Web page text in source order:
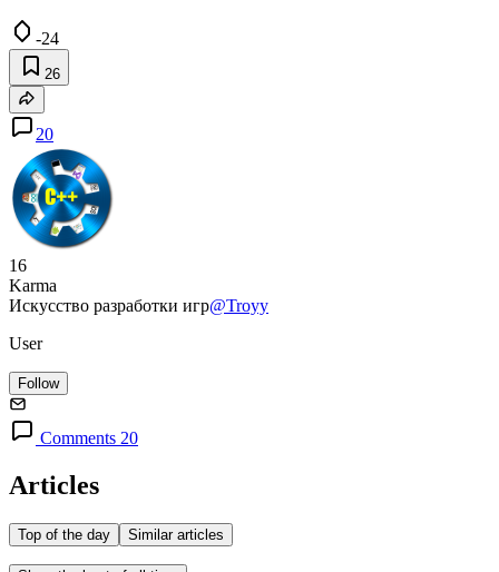
-24
26
20
16
Karma
Искусство разработки игр@Troyy
User
Follow
Comments 20
Articles
Top of the day Similar articles